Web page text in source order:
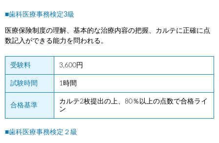
■歯科医療事務検定3級
医療保険制度の理解、基本的な治療内容の把握、カルテに正確に点
数記入ができる能力を問われる。
受験料 3,600円
試験時間 1時間
合格基準
カルテ2枚提出の上、80％以上の点数で合格ライ
ン
■歯科医療事務検定２級